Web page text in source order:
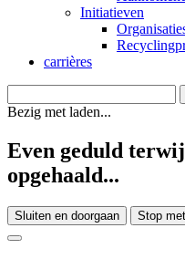
Initiatieven
carrières
Bezig met laden...
Even geduld
opgehaald...
Sluiten en doorgaan Stop